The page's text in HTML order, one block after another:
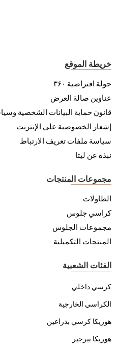
خريطة الموقع
جولة افتراضية ۳۶۰
عناوين صالة العرض
قانون حماية البيانات الشخصية
إشعار الخصوصية على الإنترنت
سياسة ملفات تعريف الارتباط
نبذة عن ليتا
مجموعات المنتجات
الطاولات
كراسي جلوس
مجموعات الجلوس
المنتجات التكميلية
الفئات الشعبية
كرسي داخلي
الكراسي الخارجية
هوريكا كرسي بذراعين
هوريكا بيرجير